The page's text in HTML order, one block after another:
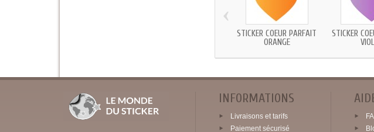
STICKER COEUR PARFAIT
ORANGE
STICKER
‹
INFORMATIONS
Livraisons et tarifs
Paiement sécurisé